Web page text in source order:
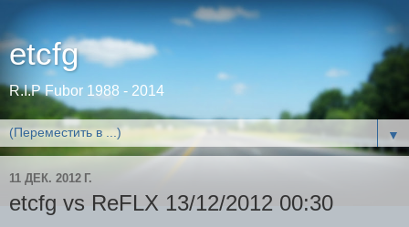
etcfg
R.I.P Fubor 1988 - 2014
▼
11 ДЕК. 2012 Г.
etcfg vs ReFLX 13/12/2012 00:30